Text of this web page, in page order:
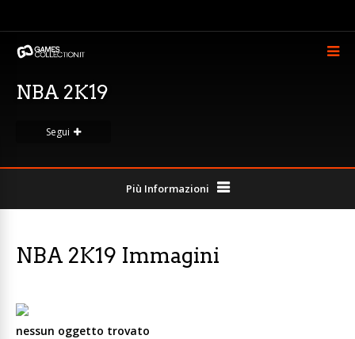
NBA 2K19
Segui
Più Informazioni
NBA 2K19 Immagini
nessun oggetto trovato